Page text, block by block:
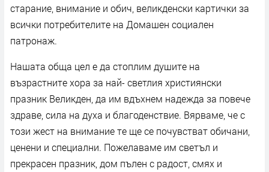
старание, внимание и обич, великденски картички за
всички потребителите на Домашен социален
патронаж.
Нашата обща цел е да стоплим душите на
възрастните хора за най- светлия християнски
празник Великден, да им вдъхнем надежда за повече
здраве, сила на духа и благоденствие. Вярваме, че с
този жест на внимание те ще се почувстват обичани,
ценени и специални. Пожелаваме им светъл и
прекрасен празник, дом пълен с радост, смях и